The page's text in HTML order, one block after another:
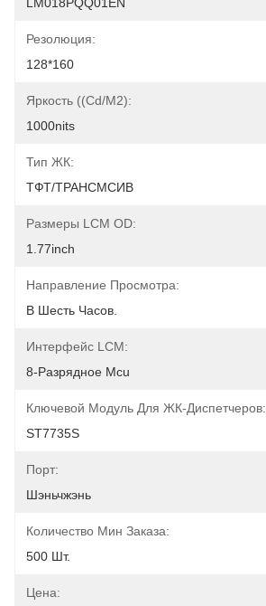
Резолюция:
128*160
Яркость ((cd/m2):
1000nits
Тип ЖК:
ТФТ/ТРАНСМСИВ
Размеры LCM OD:
1.77inch
Направление Просмотра:
В Шесть Часов.
Интерфейс LCM:
8-Разрядное Mcu
Ключевой Модуль Для ЖК-Диспетчеров:
ST7735S
Порт:
Шэньчжэнь
Количество Мин Заказа:
500 Шт.
Цена: